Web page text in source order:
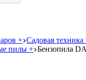
+ Садовая техника
пилы + Бензопила